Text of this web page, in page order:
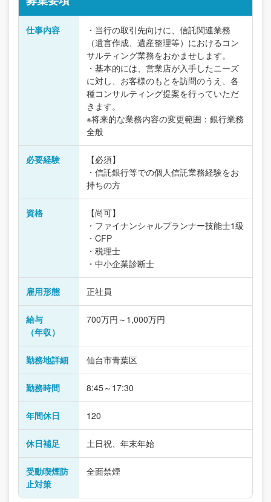
仕事内容
・当行の取引先向けに、信託関連業務
（遺言作成、遺産整理等）におけるコン
サルティング業務をおかませします。
・基本的には、営業店が入手したニーズ
に対し、お客様のもとを訪問のうえ、各
種コンサルティング提案を行っていただ
きます。
※将来的な業務内容の変更範囲：銀行業務
全般
必要経験
【必須】
・信託銀行等での個人信託業務経験をお
持ちの方
資格
【尚可】
・ファイナンシャルプランナー技能士1級
・CFP
・税理士
・中小企業診断士
雇用形態 正社員
給与
（年収）
700万円～1,000万円
勤務地詳細 仙台市青葉区
勤務時間 8:45～17:30
年間休日 120
休日補足 土日祝、年末年始
受動喫煙防
止対策
全面禁煙